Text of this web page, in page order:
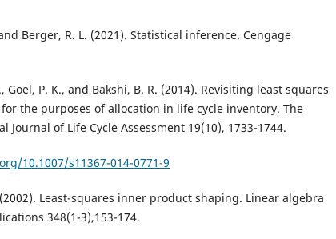
Berger, R. L. (2021). Statistical inference. Cengage
Goel, P. K., and Bakshi, B. R. (2014). Revisiting least squares
the purposes of allocation in life cycle inventory. The
Journal of Life Cycle Assessment 19(10), 1733-1744.
10.1007/s11367-014-0771-9
(2002). Least-squares inner product shaping. Linear algebra
348(1-3),153-174.